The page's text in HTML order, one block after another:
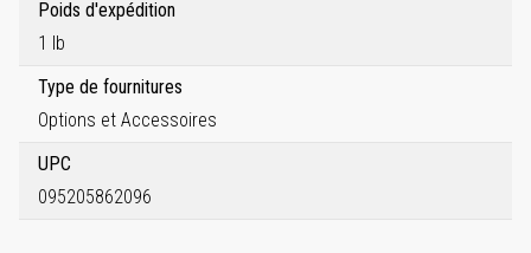
Poids d'expédition
1 lb
Type de fournitures
Options et Accessoires
UPC
095205862096